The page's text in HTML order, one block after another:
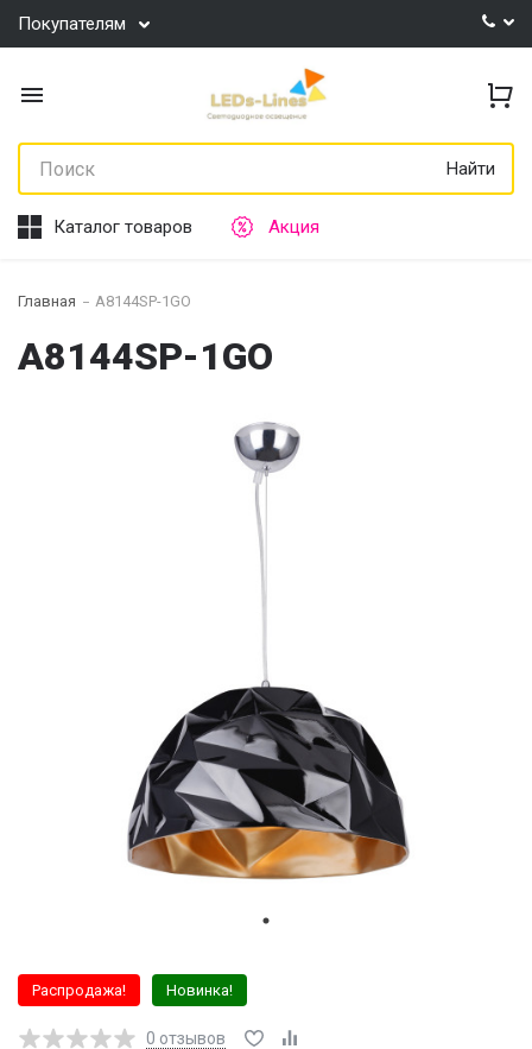
Покупателям
Найти
Каталог товаров Акция
Главная A8144SP-1GO
A8144SP-1GO
Распродажа! Новинка!
0 отзывов